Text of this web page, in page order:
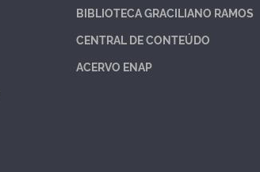
BIBLIOTECA GRACILIANO RAMOS
CENTRAL DE CONTEÚDO
ACERVO ENAP